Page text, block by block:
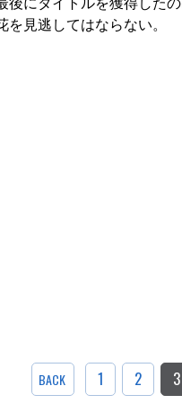
にタイトルを獲得した
を見逃してはならない。
BACK 1 2 3